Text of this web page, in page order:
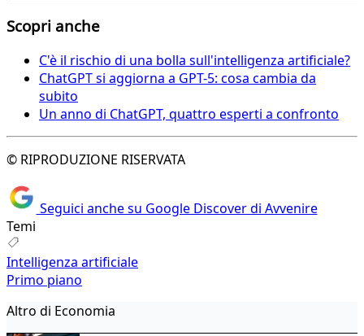
Scopri anche
C'è il rischio di una bolla sull'intelligenza artificiale?
ChatGPT si aggiorna a GPT-5: cosa cambia da
subito
Un anno di ChatGPT, quattro esperti a confronto
© RIPRODUZIONE RISERVATA
Seguici anche su Google Discover di Avvenire
Temi
Intelligenza artificiale
Primo piano
Altro di Economia